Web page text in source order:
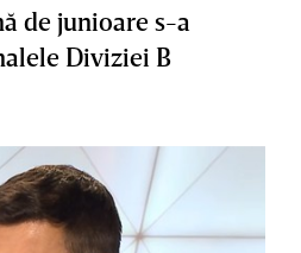
de junioare s-a
Diviziei B